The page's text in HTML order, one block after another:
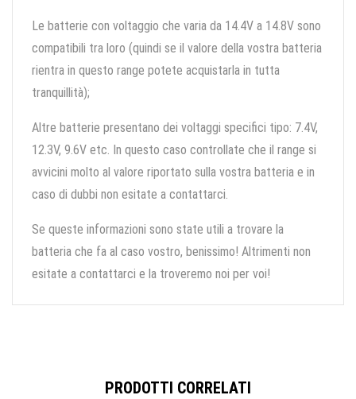
Le batterie con voltaggio che varia da 14.4V a 14.8V sono
compatibili tra loro (quindi se il valore della vostra batteria
rientra in questo range potete acquistarla in tutta
tranquillità);
Altre batterie presentano dei voltaggi specifici tipo: 7.4V,
12.3V, 9.6V etc. In questo caso controllate che il range si
avvicini molto al valore riportato sulla vostra batteria e in
caso di dubbi non esitate a contattarci.
Se queste informazioni sono state utili a trovare la
batteria che fa al caso vostro, benissimo! Altrimenti non
esitate a contattarci e la troveremo noi per voi!
PRODOTTI CORRELATI